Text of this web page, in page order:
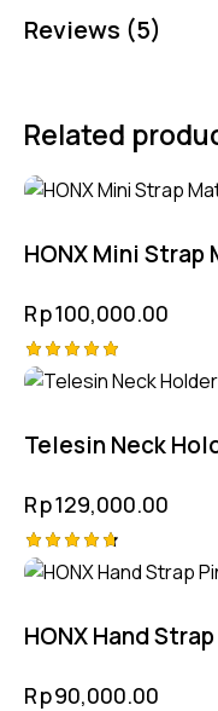
Reviews (5)
Related
HONX Mini Strap
Rp100,000.00
Rated
Telesin Neck
Rp129,000.00
Rated
HONX Hand
Rp90,000.00